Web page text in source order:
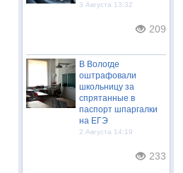
3 Августа 13:32
209
В Вологде
оштрафовали
школьницу за
спрятанные в
паспорт шпаргалки
на ЕГЭ
2 Августа 14:19
233